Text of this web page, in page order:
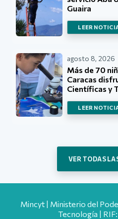
Guaira
LEER
agosto 8, 2026
Más de 70
Caracas
Científicas y
LEER
VER TODAS
Mincyt | Ministerio del
Tecnología |